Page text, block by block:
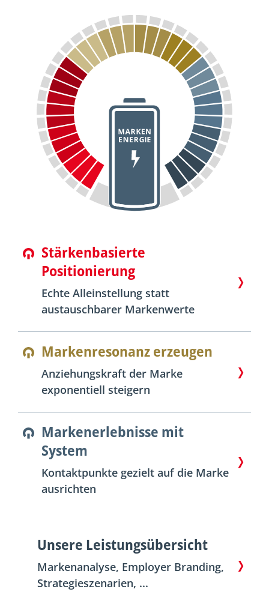
Stärkenbasierte
Positionierung
Echte Alleinstellung statt
austauschbarer Markenwerte
Markenresonanz erzeugen
Anziehungskraft der Marke
exponentiell steigern
Markenerlebnisse mit
System
Kontaktpunkte gezielt auf die Marke
ausrichten
Unsere Leistungsübersicht
Markenanalyse, Employer Branding,
Strategieszenarien, ...